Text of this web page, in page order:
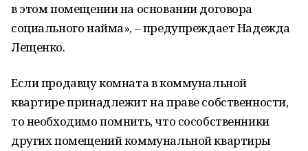
в этом помещении на основании договора
социального найма», – предупреждает Надежда
Лещенко.
Если продавцу комната в коммунальной
квартире принадлежит на праве собственности,
то необходимо помнить, что сособственники
других помещений коммунальной квартиры